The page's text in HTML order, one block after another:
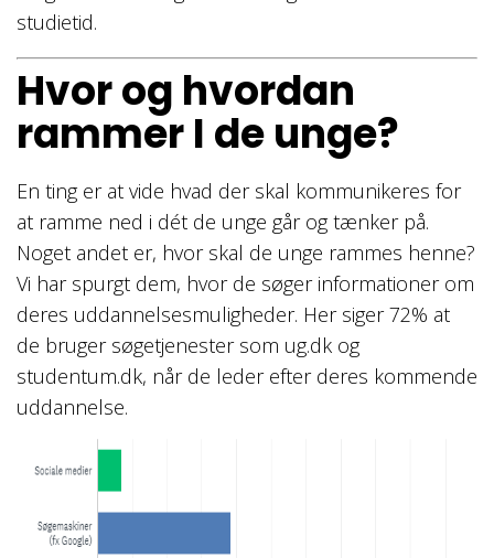
studietid.
Hvor og hvordan
rammer I de unge?
En ting er at vide hvad der skal kommunikeres for
at ramme ned i dét de unge går og tænker på.
Noget andet er, hvor skal de unge rammes henne?
Vi har spurgt dem, hvor de søger informationer om
deres uddannelsesmuligheder. Her siger 72% at
de bruger søgetjenester som ug.dk og
studentum.dk, når de leder efter deres kommende
uddannelse.